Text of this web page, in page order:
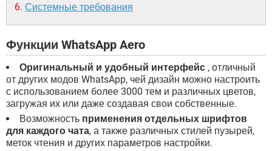
Системные требования
Функции WhatsApp Aero
Оригинальный и удобный интерфейс , отличный
от других модов WhatsApp, чей дизайн можно настроить
с использованием более 3000 тем и различных цветов,
загружая их или даже создавая свои собственные.
Возможность применения отдельных шрифтов
для каждого чата, а также различных стилей пузырей,
меток чтения и других параметров настройки.